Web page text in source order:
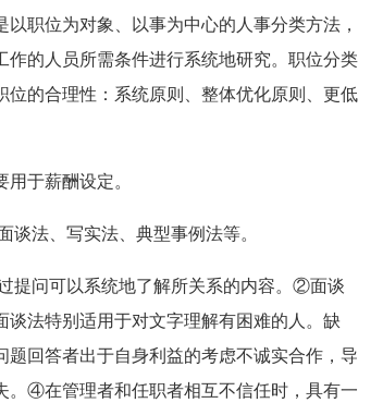
职位为对象、以事为中心的人事分类方法，
的人员所需条件进行系统地研究。职位分类
的合理性：系统原则、整体优化原则、更低
于薪酬设定。
谈法、写实法、典型事例法等。
提问可以系统地了解所关系的内容。②面谈
法特别适用于对文字理解有困难的人。缺
回答者出于自身利益的考虑不诚实合作，导
④在管理者和任职者相互不信任时，具有一